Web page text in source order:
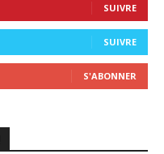
SUIVRE
SUIVRE
S'ABONNER